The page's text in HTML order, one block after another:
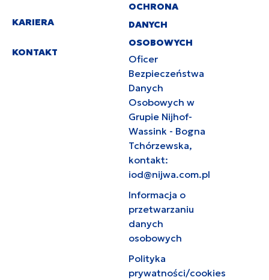
KARIERA
KONTAKT
OCHRONA
DANYCH
OSOBOWYCH
Oficer
Bezpieczeństwa
Danych
Osobowych w
Grupie Nijhof-
Wassink - Bogna
Tchórzewska,
kontakt:
iod@nijwa.com.pl
Informacja o
przetwarzaniu
danych
osobowych
Polityka
prywatności/cookies